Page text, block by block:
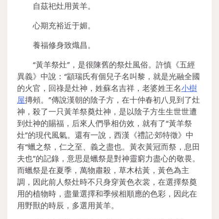
自茲祀灶用黃羊。
心期充裕近于媚。
養福修身致熾昌。
“黃羊祭灶”，是很陳舊的祭灶風俗。許慎《五經
異義》中說：“顓瑞氏有個兒子名叫黎，就是光融全國
的火官，回祿是灶神，姓蘇名吉祥，老婆姓王名小樹
屋摶頰。”傳說漢朝的陰子方，在十仲春初八見到了灶
神，殺了一只黃羊祭奠灶神，是以陰子方生生世世遭
到灶神的賜福，后來人們爭相仿效，就有了“黃羊祭
灶”的現代風氣。還有一說，西漢《禮記·郊特徵》中
有“蠟之祭，仁之至、義之盡也。黃衣黃冠而祭，息田
夫也”的記錄，意思是蠟祭是對神靈窮力盡心的敬畏。
而蠟祭是在夏季，萬物肅殺，草木枯黃，黃色為主
調，因此前人祭灶時不只身穿黃色衣裳，在選擇祭奠
用的植物時，盡量選擇和季候相順應的色彩，因此在
用野獸的時辰，多選用黃羊。